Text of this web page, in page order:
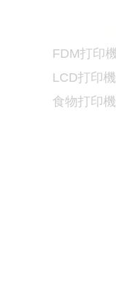
FDM打印
LCD打印
食物打印